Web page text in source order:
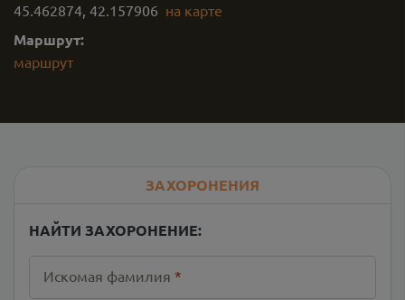
45.462874, 42.157906 на карте
Маршрут:
маршрут
ЗАХОРОНЕНИЯ
НАЙТИ ЗАХОРОНЕНИЕ:
Искомая фамилия *